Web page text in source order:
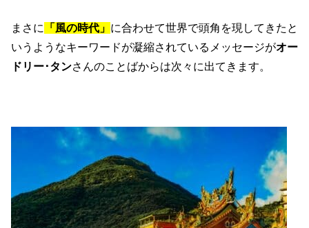
まさに 「風の時代」 に合わせて世界で頭角を現してきたと
いうようなキーワードが凝縮されているメッセージがオー
ドリー･タンさんのことばからは次々に出てきます。